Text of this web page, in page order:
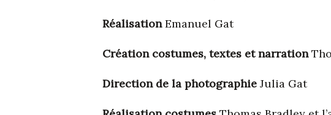
RéalisationEmanuel Gat
Création costumes, textes et narration
Direction de la photographie Julia Gat